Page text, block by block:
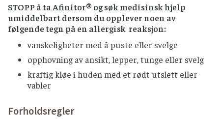
STOPP å ta Afinitor® og søk medisinsk hjelp
umiddelbart dersom du opplever noen av
følgende tegn på en allergisk reaksjon:
vanskeligheter med å puste eller svelge
opphovning av ansikt, lepper, tunge eller svelg
kraftig kløe i huden med et rødt utslett eller
vabler
Forholdsregler